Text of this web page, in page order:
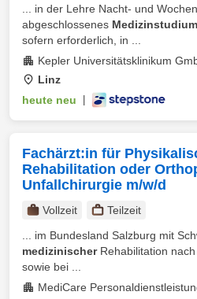
... in der Lehre Nacht- und
abgeschlossenes Medizinstudium
sofern erforderlich, in ...
Kepler Universitätsklinikum
Linz
heute neu
Fachärzt:in für
Rehabilitation oder
Unfallchirurgie m/w/d
Vollzeit
Teilzeit
... im Bundesland Salzburg mit
medizinischerRehabilitation
sowie bei ...
MediCare